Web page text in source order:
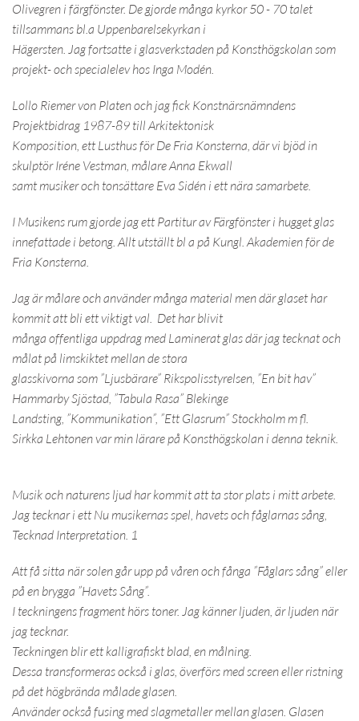
Olivegren i färgfönster. De gjorde många kyrkor 50 - 70 talet
tillsammans bl.a Uppenbarelsekyrkan i
Hägersten. Jag fortsatte i glasverkstaden på Konsthögskolan som
projekt- och specialelev hos Inga Modén.
Lollo Riemer von Platen och jag fick Konstnärsnämndens
Projektbidrag 1987-89 till Arkitektonisk
Komposition, ett Lusthus för De Fria Konsterna, där vi bjöd in
skulptör Iréne Vestman, målare Anna Ekwall
samt musiker och tonsättare Eva Sidén i ett nära samarbete.
I Musikens rum gjorde jag ett Partitur av Färgfönster i hugget glas
innefattade i betong. Allt utställt bl a på Kungl. Akademien för de
Fria Konsterna.
Jag är målare och använder många material men där glaset har
kommit att bli ett viktigt val. Det har blivit
många offentliga uppdrag med Laminerat glas där jag tecknat och
målat på limskiktet mellan de stora
glasskivorna som ”Ljusbärare” Rikspolisstyrelsen, ”En bit hav”
Hammarby Sjöstad, ”Tabula Rasa” Blekinge
Landsting, ”Kommunikation”, ”Ett Glasrum” Stockholm m fl.
Sirkka Lehtonen var min lärare på Konsthögskolan i denna teknik.
Musik och naturens ljud har kommit att ta stor plats i mitt arbete.
Jag tecknar i ett Nu musikernas spel, havets och fåglarnas sång,
Tecknad Interpretation. 1
Att få sitta när solen går upp på våren och fånga ”Fåglars sång” eller
på en brygga ”Havets Sång”.
I teckningens fragment hörs toner. Jag känner ljuden, är ljuden när
jag tecknar.
Teckningen blir ett kalligrafiskt blad, en målning.
Dessa transformeras också i glas, överförs med screen eller ristning
på det högbrända målade glasen.
Använder också fusing med slagmetaller mellan glasen. Glasen